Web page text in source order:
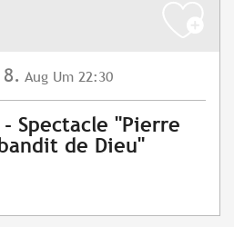
8. Aug Um 22:30
Spectacle "Pierre
de Dieu"